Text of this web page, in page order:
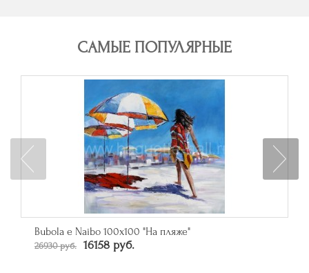
САМЫЕ ПОПУЛЯРНЫЕ
Зеркало прямоугольное в багете цвета серебро
От 50790 руб.